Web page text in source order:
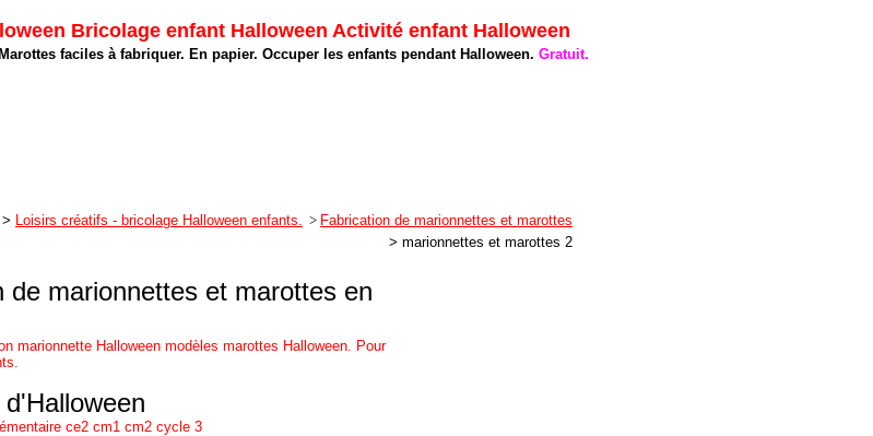
Bricolage enfant Halloween Activité enfant Halloween
faciles à fabriquer. En papier. Occuper les enfants pendant Halloween. Gratuit.
> Loisirs créatifs - bricolage Halloween enfants. > Fabrication de marionnettes et marottes
> marionnettes et marottes 2
de marionnettes et marottes en
marionnette Halloween modèles marottes Halloween. Pour
ce2 cm1 cm2 cycle 3